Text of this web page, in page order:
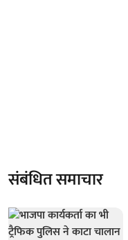
संबंधित समाचार